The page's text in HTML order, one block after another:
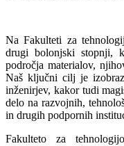
Na Fakulteti za
drugi bolonjski stopnji,
področja materialov,
Naš ključni cilj je
inženirjev, kakor tudi
delo na razvojnih,
in drugih podpornih
Fakulteto za